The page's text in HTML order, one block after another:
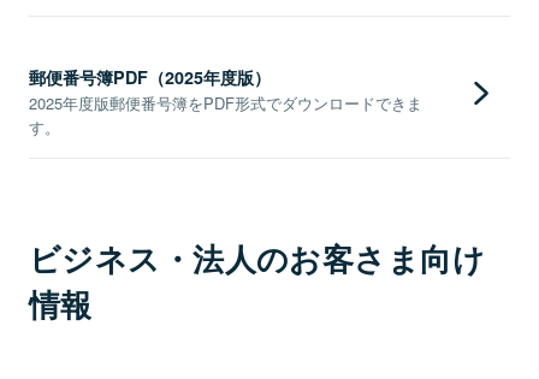
郵便番号簿PDF（2025年度版）
2025年度版郵便番号簿をPDF形式でダウンロードできま
す。
ビジネス・法人のお客さま向け
情報